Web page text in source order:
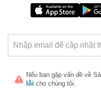
Nếu bạn gặp vấn đề về
lỗi cho chúng tôi.
🎁
Mã Giảm Giá
Giảm ngay-cho